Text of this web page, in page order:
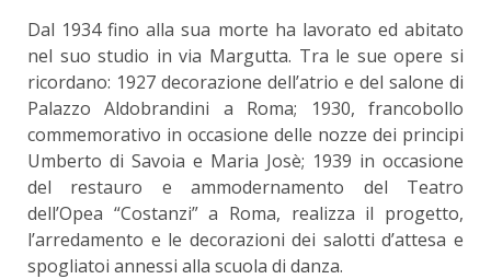
Dal 1934 fino alla sua morte ha lavorato ed abitato
nel suo studio in via Margutta. Tra le sue opere si
ricordano: 1927 decorazione dell’atrio e del salone di
Palazzo Aldobrandini a Roma; 1930, francobollo
commemorativo in occasione delle nozze dei principi
Umberto di Savoia e Maria Josè; 1939 in occasione
del restauro e ammodernamento del Teatro
dell’Opea “Costanzi” a Roma, realizza il progetto,
l’arredamento e le decorazioni dei salotti d’attesa e
spogliatoi annessi alla scuola di danza.